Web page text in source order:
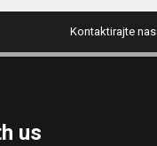
Kontaktirajte nas
us